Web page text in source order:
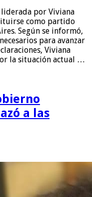
liderada por Viviana
como partido
Según se informó,
para avanzar
Viviana
la situación actual …
a las